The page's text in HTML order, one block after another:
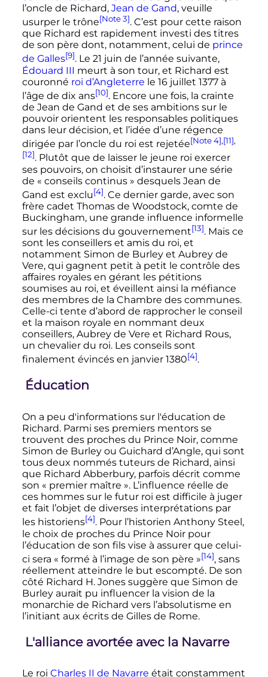
l’oncle de Richard, Jean de Gand, veuille
usurper le trône[Note 3]. C’est pour cette raison
que Richard est rapidement investi des titres
de son père dont, notamment, celui de prince
de Galles[9]. Le 21 juin de l’année suivante,
Édouard III meurt à son tour, et Richard est
couronné roi d’Angleterre le 16 juillet 1377à
l’âge de dix ans[10]. Encore une fois, la crainte
de Jean de Gand et de ses ambitions sur le
pouvoir orientent les responsables politiques
dans leur décision, et l’idée d’une régence
dirigée par l’oncle du roi est rejetée[Note 4],[11],
[12]. Plutôt que de laisser le jeune roi exercer
ses pouvoirs, on choisit d’instaurer une série
de « conseils continus » desquels Jean de
Gand est exclu[4]. Ce dernier garde, avec son
frère cadet Thomas de Woodstock, comte de
Buckingham, une grande influence informelle
sur les décisions du gouvernement[13]. Mais ce
sont les conseillers et amis du roi, et
notamment Simon de Burley et Aubrey de
Vere, qui gagnent petit à petit le contrôle des
affaires royales en gérant les pétitions
soumises au roi, et éveillent ainsi la méfiance
des membres de la Chambre des communes.
Celle-ci tente d’abord de rapprocher le conseil
et la maison royale en nommant deux
conseillers, Aubrey de Vere et Richard Rous,
un chevalier du roi. Les conseils sont
finalement évincés en janvier 1380[4].
Éducation
On a peu d'informations sur l'éducation de
Richard. Parmi ses premiers mentors se
trouvent des proches du Prince Noir, comme
Simon de Burley ou Guichard d’Angle, qui sont
tous deux nommés tuteurs de Richard, ainsi
que Richard Abberbury, parfois décrit comme
son « premier maître ». L’influence réelle de
ces hommes sur le futur roi est difficile à juger
et fait l’objet de diverses interprétations par
les historiens[4]. Pour l’historien Anthony Steel,
le choix de proches du Prince Noir pour
l’éducation de son fils vise à assurer que celui-
ci sera « formé à l’image de son père »[14], sans
réellement atteindre le but escompté. De son
côté Richard H. Jonessuggère que Simon de
Burley aurait pu influencer la vision de la
monarchie de Richard vers l’absolutisme en
l’initiant aux écrits de Gilles de Rome.
L'alliance avortée avec la Navarre
Le roi Charles II de Navarre était constamment